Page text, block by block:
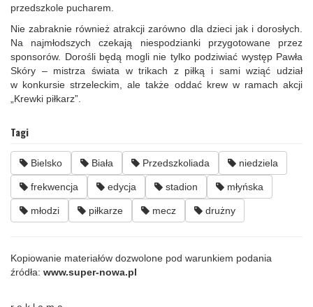
przedszkole pucharem.
Nie zabraknie również atrakcji zarówno dla dzieci jak i dorosłych.
Na najmłodszych czekają niespodzianki przygotowane przez
sponsorów. Dorośli będą mogli nie tylko podziwiać występ Pawła
Skóry – mistrza świata w trikach z piłką i sami wziąć udział
w konkursie strzeleckim, ale także oddać krew w ramach akcji
„Krewki piłkarz”.
Tagi
Bielsko Biała Przedszkoliada niedziela
frekwencja edycja stadion młyńska
młodzi piłkarze mecz drużny
Kopiowanie materiałów dozwolone pod warunkiem podania
źródła: www.super-nowa.pl